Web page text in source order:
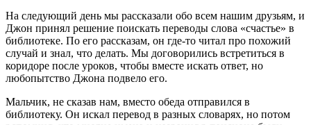
На следующий день мы рассказали обо всем нашим друзьям, и
Джон принял решение поискать переводы слова «счастье» в
библиотеке. По его рассказам, он где-то читал про похожий
случай и знал, что делать. Мы договорились встретиться в
коридоре после уроков, чтобы вместе искать ответ, но
любопытство Джона подвело его.
Мальчик, не сказав нам, вместо обеда отправился в
библиотеку. Он искал перевод в разных словарях, но потом